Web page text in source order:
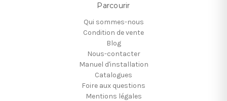
Parcourir
Qui sommes-nous
Condition de vente
Blog
Nous-contacter
Manuel d'installation
Catalogues
Foire aux questions
Mentions légales